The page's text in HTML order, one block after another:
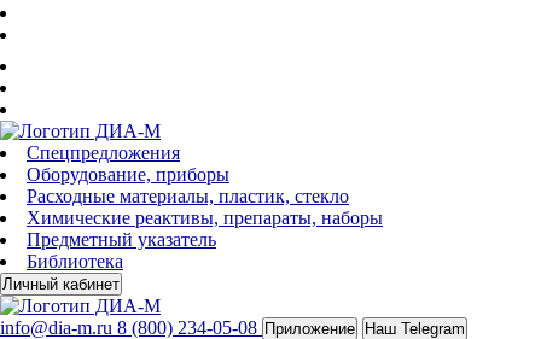
Спецпредложения
Оборудование, приборы
Расходные материалы, пластик, стекло
Химические реактивы, препараты, наборы
Предметный указатель
Библиотека
Личный кабинет
info@dia-m.ru 8 (800) 234-05-08 Приложение Наш Telegram